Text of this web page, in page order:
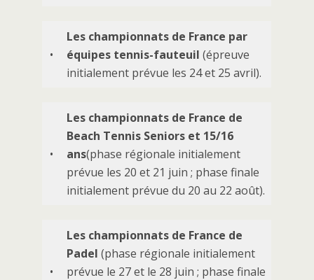
•
Les championnats de France par
équipes tennis-fauteuil (épreuve
initialement prévue les 24 et 25 avril).
•
Les championnats de France de
Beach Tennis Seniors et 15/16
ans(phase régionale initialement
prévue les 20 et 21 juin ; phase finale
initialement prévue du 20 au 22 août).
•
Les championnats de France de
Padel (phase régionale initialement
prévue le 27 et le 28 juin ; phase finale